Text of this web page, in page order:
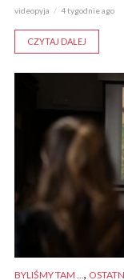
videopyja 4 tygodnie ago
CZYTAJ DALEJ
BYLIŚMY TAM ...,